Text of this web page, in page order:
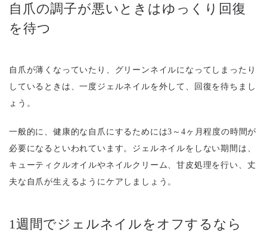
自爪の調子が悪いときはゆっくり回復
を待つ
自爪が薄くなっていたり、グリーンネイルになってしまったり
しているときは、一度ジェルネイルを外して、回復を待ちまし
ょう。
一般的に、健康的な自爪にするためには3～4ヶ月程度の時間が
必要になるといわれています。ジェルネイルをしない期間は、
キューティクルオイルやネイルクリーム、甘皮処理を行い、丈
夫な自爪が生えるようにケアしましょう。
1週間でジェルネイルをオフするなら